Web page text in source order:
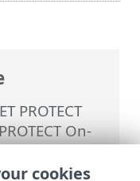
PROTECT
On-
On-
>
cookies